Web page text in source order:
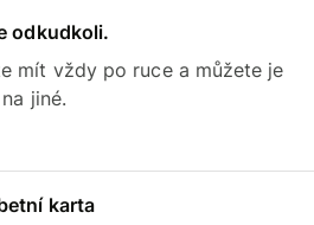
odkudkoli.
mít vždy po ruce a můžete je
jiné.
karta